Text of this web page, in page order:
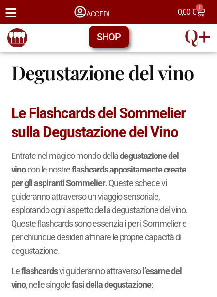
ACCEDI 0,00€ 0
SHOP
Degustazione del vino
Le Flashcards del Sommelier
sulla Degustazione del Vino
Entrate nel magico mondo delladegustazione del
vinocon le nostreflashcards appositamente create
per gli aspiranti Sommelier. Queste schede vi
guideranno attraverso un viaggio sensoriale,
esplorando ogni aspetto della degustazione del vino.
Queste flashcards sono essenziali per i Sommelier e
per chiunque desideri affinare le proprie capacità di
degustazione.
Leflashcardsvi guideranno attraverso l’esame del
vino, nelle singolefasi della degustazione: